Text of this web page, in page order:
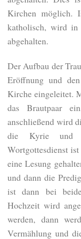
Kirchen möglich.
katholisch, wird in
abgehalten.
Der Aufbau der
Eröffnung und
Kirche eingeleitet.
das Brautpaar
anschließend wird
die Kyrie und
Wortgottesdienst
eine Lesung
und dann die
ist dann bei
Hochzeit wird
werden, dann
Vermählung und